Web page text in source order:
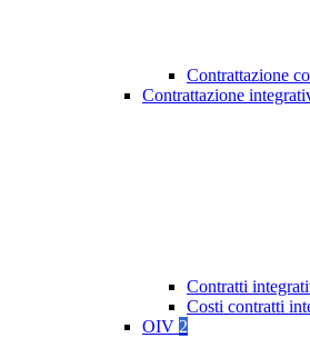
Contrattazione
Contrattazione
Contratti
Costi contratti
OIV 2